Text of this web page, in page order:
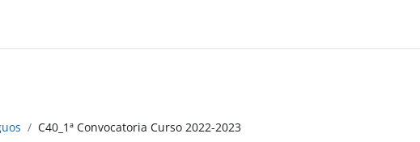
C40_1ª Convocatoria Curso 2022-2023